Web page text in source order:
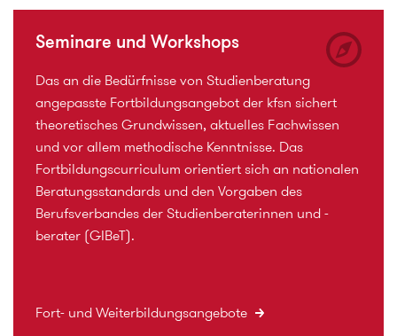
Seminare und Workshops
Das an die Bedürfnisse von Studienberatung
angepasste Fortbildungsangebot der kfsn sichert
theoretisches Grundwissen, aktuelles Fachwissen
und vor allem methodische Kenntnisse. Das
Fortbildungscurriculum orientiert sich an nationalen
Beratungsstandards und den Vorgaben des
Berufsverbandes der Studienberaterinnen und -
berater (GIBeT).
Fort- und Weiterbildungsangebote